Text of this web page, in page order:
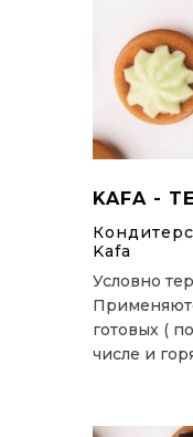
KAFA -
Kafa
Условно
готовых (
числе и